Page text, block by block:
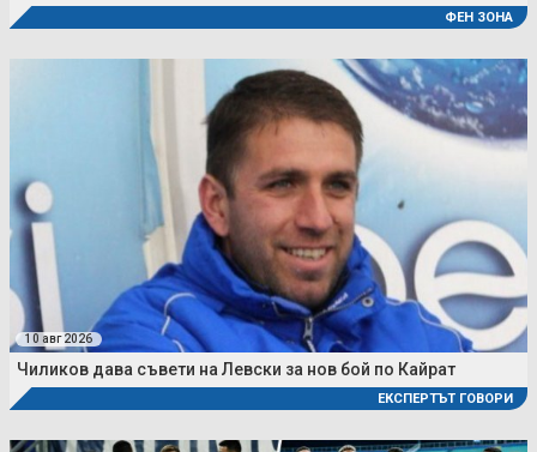
ФЕН ЗОНА
10 авг 2026
Чиликов дава съвети на Левски за нов бой по Кайрат
ЕКСПЕРТЪТ ГОВОРИ